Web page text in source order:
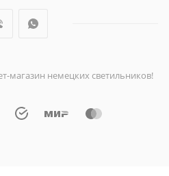
магазин немецких светильников!